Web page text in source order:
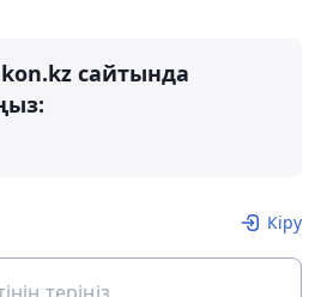
сайтында
Кіру